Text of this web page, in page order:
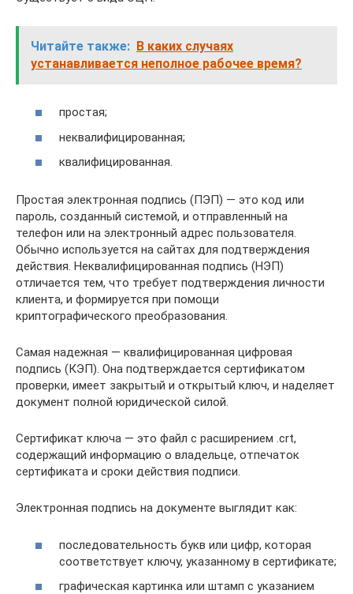
Читайте также: В каких случаях
устанавливается неполное рабочее время?
простая;
неквалифицированная;
квалифицированная.
Простая электронная подпись (ПЭП) — это код или
пароль, созданный системой, и отправленный на
телефон или на электронный адрес пользователя.
Обычно используется на сайтах для подтверждения
действия. Неквалифицированная подпись (НЭП)
отличается тем, что требует подтверждения личности
клиента, и формируется при помощи
криптографического преобразования.
Самая надежная — квалифицированная цифровая
подпись (КЭП). Она подтверждается сертификатом
проверки, имеет закрытый и открытый ключ, и наделяет
документ полной юридической силой.
Сертификат ключа — это файл с расширением .crt,
содержащий информацию о владельце, отпечаток
сертификата и сроки действия подписи.
Электронная подпись на документе выглядит как:
последовательность букв или цифр, которая
соответствует ключу, указанному в сертификате;
графическая картинка или штамп с указанием